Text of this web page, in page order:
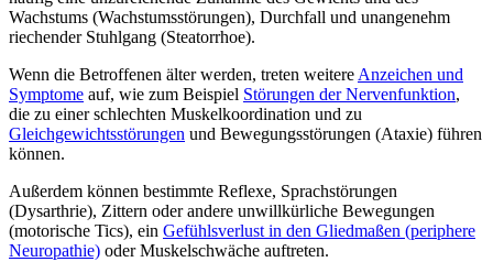
Wachstums (Wachstumsstörungen), Durchfall und unangenehm
riechender Stuhlgang (Steatorrhoe).
Wenn die Betroffenen älter werden, treten weitere Anzeichen und
Symptome auf, wie zum Beispiel Störungen der Nervenfunktion,
die zu einer schlechten Muskelkoordination und zu
Gleichgewichtsstörungen und Bewegungsstörungen (Ataxie) führen
können.
Außerdem können bestimmte Reflexe, Sprachstörungen
(Dysarthrie), Zittern oder andere unwillkürliche Bewegungen
(motorische Tics), ein Gefühlsverlust in den Gliedmaßen (periphere
Neuropathie) oder Muskelschwäche auftreten.